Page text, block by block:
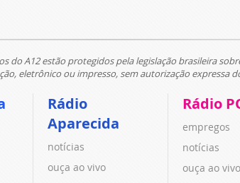
do A12 estão protegidos pela legislação brasileira
eletrônico ou impresso, sem autorização expressa
Rádio
Aparecida
notícias
ouça ao vivo
Rádio
empregos
notícias
ouça ao vivo